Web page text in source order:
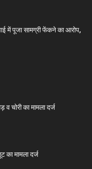
में पूजा सामग्री फेंकने का आरोप,
चोरी का मामला दर्ज
का मामला दर्ज